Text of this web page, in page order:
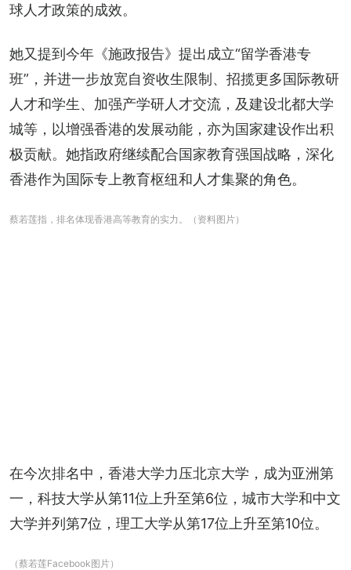
球人才政策的成效。
她又提到今年《施政报告》提出成立“留学香港专
班”，并进一步放宽自资收生限制、招揽更多国际教研
人才和学生、加强产学研人才交流，及建设北都大学
城等，以增强香港的发展动能，亦为国家建设作出积
极贡献。她指政府继续配合国家教育强国战略，深化
香港作为国际专上教育枢纽和人才集聚的角色。
蔡若莲指，排名体现香港高等教育的实力。（资料图片）
在今次排名中，香港大学力压北京大学，成为亚洲第
一，科技大学从第11位上升至第6位，城市大学和中文
大学并列第7位，理工大学从第17位上升至第10位。
（蔡若莲Facebook图片）